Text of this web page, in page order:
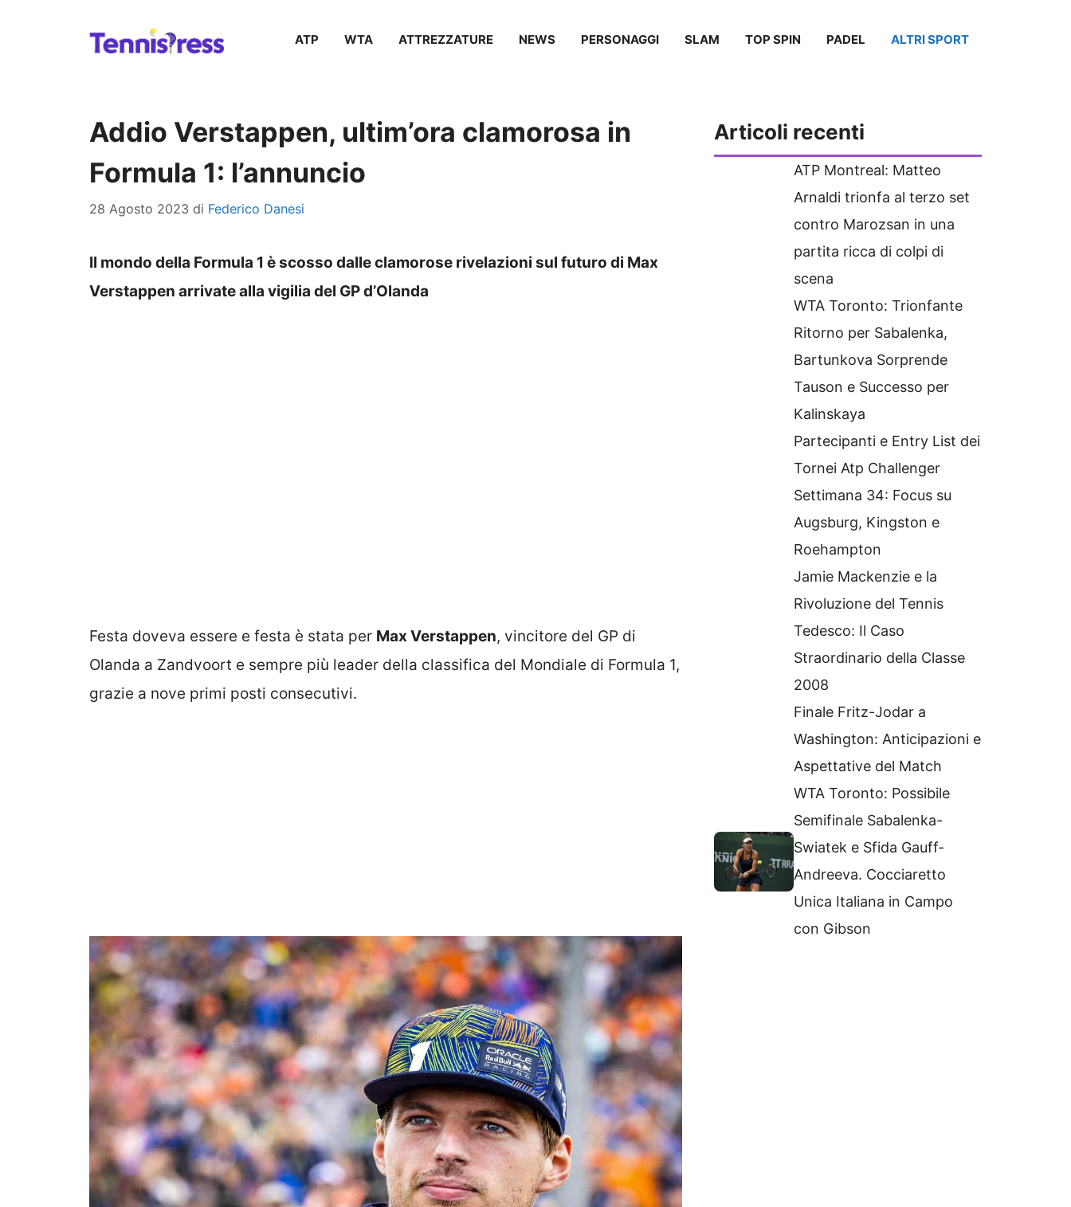
ATP WTA ATTREZZATURE NEWS PERSONAGGI SLAM TOP SPIN PADEL ALTRI SPORT
Addio Verstappen, ultim’ora clamorosa in
Formula 1: l’annuncio
28 Agosto 2023 di Federico Danesi
Il mondo della Formula 1 è scosso dalle clamorose rivelazioni sul futuro di Max
Verstappen arrivate alla vigilia del GP d’Olanda
Festa doveva essere e festa è stata per Max Verstappen, vincitore del GP di
Olanda a Zandvoort e sempre più leader della classifica del Mondiale di Formula 1,
grazie a nove primi posti consecutivi.
Articoli recenti
ATP Montreal: Matteo
Arnaldi trionfa al terzo set
contro Marozsan in una
partita ricca di colpi di
scena
WTA Toronto: Trionfante
Ritorno per Sabalenka,
Bartunkova Sorprende
Tauson e Successo per
Kalinskaya
Partecipanti e Entry List dei
Tornei Atp Challenger
Settimana 34: Focus su
Augsburg, Kingston e
Roehampton
Jamie Mackenzie e la
Rivoluzione del Tennis
Tedesco: Il Caso
Straordinario della Classe
2008
Finale Fritz-Jodar a
Washington: Anticipazioni e
Aspettative del Match
WTA Toronto: Possibile
Semifinale Sabalenka-
Swiatek e Sfida Gauff-
Andreeva. Cocciaretto
Unica Italiana in Campo
con Gibson